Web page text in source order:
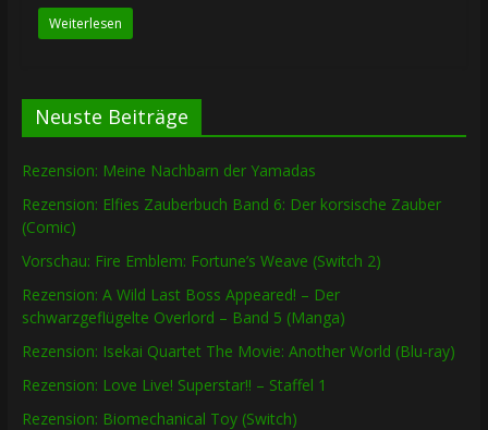
Weiterlesen
Neuste Beiträge
Rezension: Meine Nachbarn der Yamadas
Rezension: Elfies Zauberbuch Band 6: Der korsische Zauber
(Comic)
Vorschau: Fire Emblem: Fortune’s Weave (Switch 2)
Rezension: A Wild Last Boss Appeared! – Der
schwarzgeflügelte Overlord – Band 5 (Manga)
Rezension: Isekai Quartet The Movie: Another World (Blu-ray)
Rezension: Love Live! Superstar!! – Staffel 1
Rezension: Biomechanical Toy (Switch)